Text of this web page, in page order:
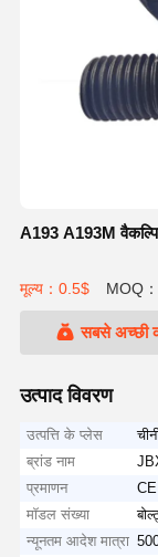
A193 A193M
मूल्य：0.5$ MOQ
सबसे अच्छी
उत्पाद विवरण
उत्पत्ति के प्लेस
ब्रांड नाम
प्रमाणन
मॉडल संख्या
न्यूनतम आदेश मात्रा